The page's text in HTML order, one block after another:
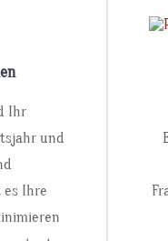
Ihr
und
es Ihre